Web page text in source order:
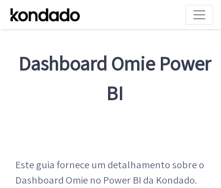
Dashboard Omie Power
BI
Este guia fornece um detalhamento sobre o
Dashboard Omie no Power BI da Kondado.